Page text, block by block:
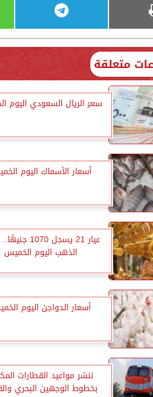
متعلقة
سعر الريال السعودي اليوم
أسعار الأسماك اليوم
عيار 21 يسجل
الذهب اليوم الخميس
أسعار الدواجن اليوم
ننشر مواعيد القطارات
بخطوط الوجهين البحري